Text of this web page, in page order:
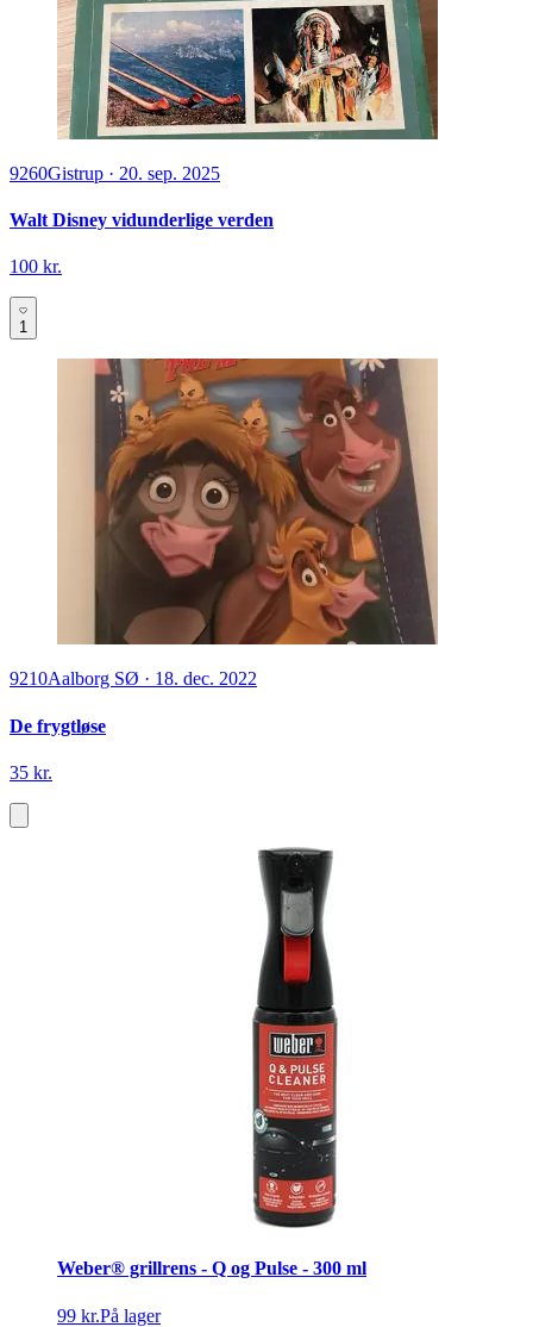
9260Gistrup · 20. sep. 2025
Walt Disney vidunderlige verden
100 kr.
1
9210Aalborg SØ · 18. dec. 2022
De frygtløse
35 kr.
Weber® grillrens - Q og Pulse - 300 ml
99 kr.På lager